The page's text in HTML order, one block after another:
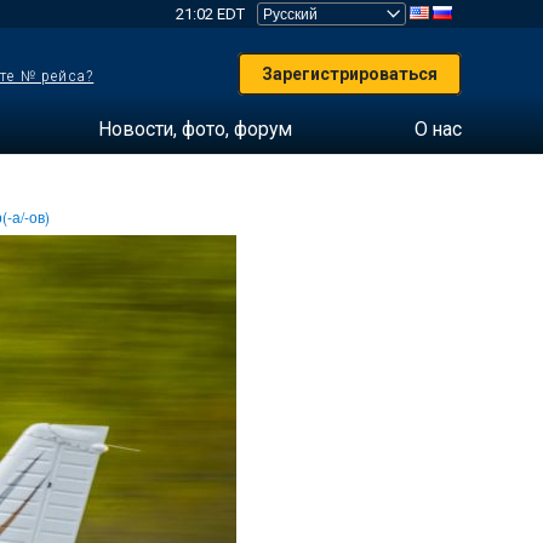
21:02 EDT
№ рейса? Зарегистрироваться
Новости, фото, форум О нас
а/-ов)